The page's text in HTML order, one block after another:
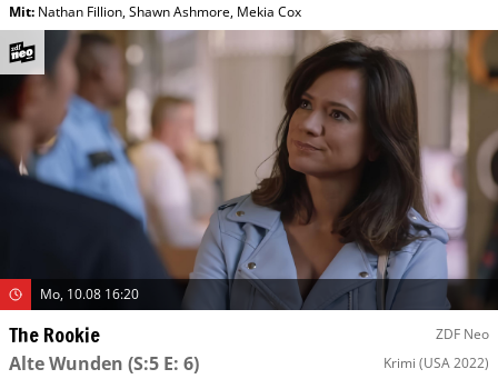
Mit: Nathan Fillion,Shawn Ashmore, Mekia Cox
Mo, 10.08 16:20
The Rookie ZDF Neo
Alte Wunden (S:5 E: 6) Krimi (USA 2022)